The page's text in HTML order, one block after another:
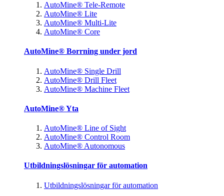
AutoMine® Tele-Remote
AutoMine® Lite
AutoMine® Multi-Lite
AutoMine® Core
AutoMine® Borrning under jord
AutoMine® Single Drill
AutoMine® Drill Fleet
AutoMine® Machine Fleet
AutoMine® Yta
AutoMine® Line of Sight
AutoMine® Control Room
AutoMine® Autonomous
Utbildningslösningar för automation
Utbildningslösningar för automation